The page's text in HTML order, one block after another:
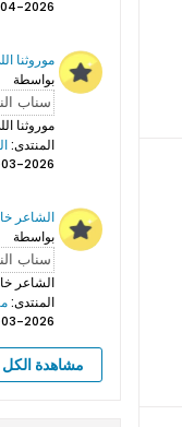
11:36 PM
موروثنا
بواسطة
موروثنا
المنتدى:
02:07 PM
الشاعر
بواسطة
الشاعر
المنتدى:
01:57 PM
مشاهدة الكل